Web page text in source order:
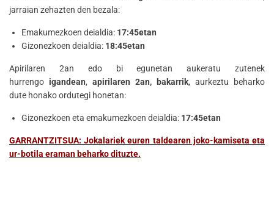
jarraian zehazten den bezala:
Emakumezkoen deialdia: 17:45etan
Gizonezkoen deialdia: 18:45etan
Apirilaren 2an edo bi egunetan aukeratu zutenek
hurrengo igandean, apirilaren 2an, bakarrik, aurkeztu beharko
dute honako ordutegi honetan:
Gizonezkoen eta emakumezkoen deialdia: 17:45etan
GARRANTZITSUA: Jokalariek euren taldearen joko-kamiseta eta
ur-botila eraman beharko dituzte.